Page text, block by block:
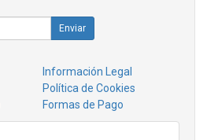
Enviar
Información Legal
Política de Cookies
Formas de Pago